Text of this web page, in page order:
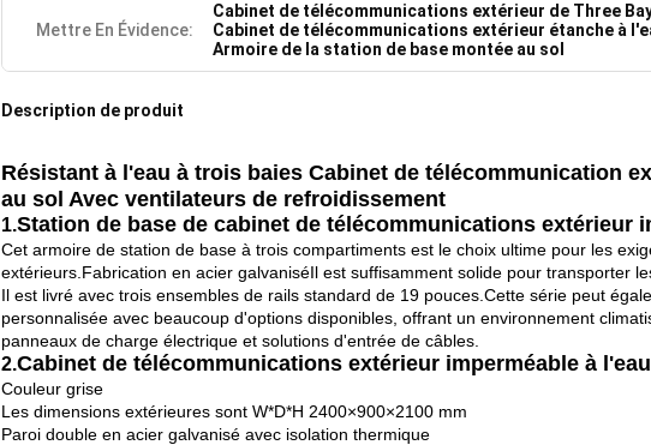
Mettre En Évidence:
Cabinet de télécommunications extérieur de Three
Cabinet de télécommunications extérieur étanche à
Armoire de la station de base montée au sol
Description de produit
Résistant à l'eau à trois baies Cabinet de télécommunication
au sol Avec ventilateurs de refroidissement
1.Station de base de cabinet de télécommunications extérieur
Cet armoire de station de base à trois compartiments est le choix ultime pour les
extérieurs.Fabrication en acier galvaniséIl est suffisamment solide pour transporter
Il est livré avec trois ensembles de rails standard de 19 pouces.Cette série peut
personnalisée avec beaucoup d'options disponibles, offrant un environnement
panneaux de charge électrique et solutions d'entrée de câbles.
2.Cabinet de télécommunications extérieur imperméable à l'eau
Couleur grise
Les dimensions extérieures sont W*D*H 2400×900×2100 mm
Paroi double en acier galvanisé avec isolation thermique